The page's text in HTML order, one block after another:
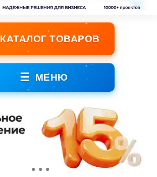
КАТАЛОГ ТОВАРОВ
☰ МЕНЮ